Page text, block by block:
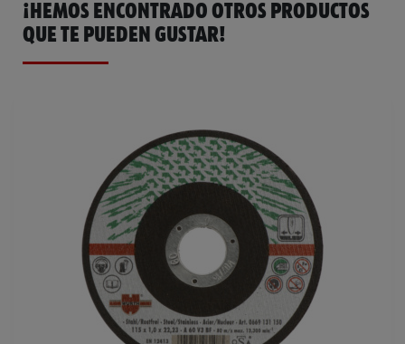
Máxima velocidad de rotación 13300 U/min(rpm)
Color
Velocidad circunferencial máxima 80 m/s
Facilidad de manejo para el
usuario (sistema de puntos)
2 puntos de 4
Vida útil desde la producción 36 mes
1.0 mm
115 mm
Catálogo General 0669131150
¡HEMOS ENCONTRADO OTROS PRODUCTOS
QUE TE PUEDEN GUSTAR!